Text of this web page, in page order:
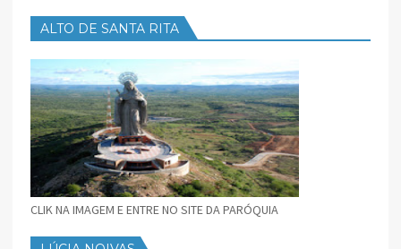
ALTO DE SANTA RITA
CLIK NA IMAGEM E ENTRE NO SITE DA PARÓQUIA